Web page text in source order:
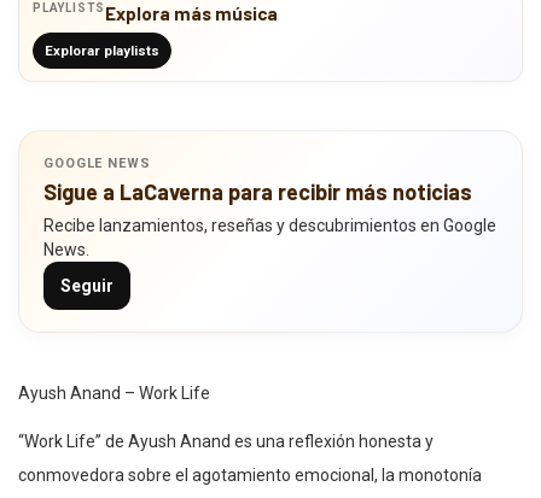
PLAYLISTS Explora más música
Explorar playlists
GOOGLE NEWS
Sigue a LaCaverna para recibir más noticias
Recibe lanzamientos, reseñas y descubrimientos en Google
News.
Seguir
Ayush Anand – Work Life
“Work Life” de Ayush Anand es una reflexión honesta y
conmovedora sobre el agotamiento emocional, la monotonía